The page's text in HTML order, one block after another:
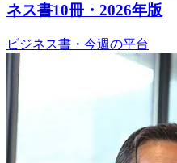
ネス書10冊・2026年版
ビジネス書・今週の平台